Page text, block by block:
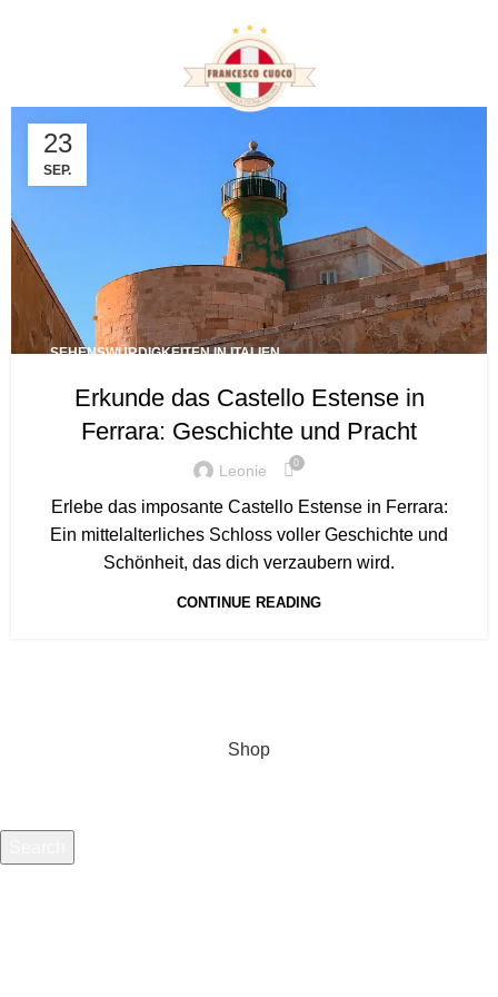
Tag Archives:
Renaissanceburg
23
SEP.
SEHENSWÜRDIGKEITEN IN ITALIEN
Erkunde das Castello Estense in
Ferrara: Geschichte und Pracht
Leonie 0
Erlebe das imposante Castello Estense in Ferrara:
Ein mittelalterliches Schloss voller Geschichte und
Schönheit, das dich verzaubern wird.
CONTINUE READING
Shop